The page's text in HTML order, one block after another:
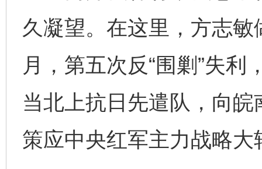
久凝望。在这里，方志
月，第五次反“围剿”失
当北上抗日先遣队，向
策应中央红军主力战略大